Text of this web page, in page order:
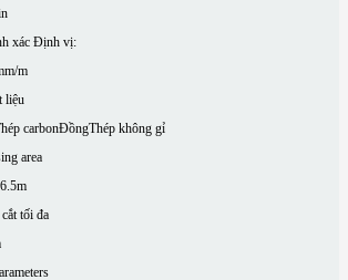
xác Định vị:
m
liệu
carbonĐồngThép không gỉ
area
tối đa